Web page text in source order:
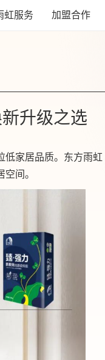
虹服务 加盟合作
升级之选
低家居品质。东方雨虹
间。